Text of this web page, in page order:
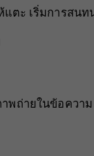
แตะ เริ่มการสนท
พถ่ายในข้อควา